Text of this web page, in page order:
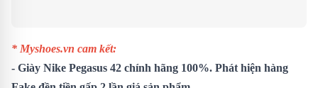
* Myshoes.vn cam kết:
- Giày Nike Pegasus 42 chính hãng 100%. Phát hiện hàng